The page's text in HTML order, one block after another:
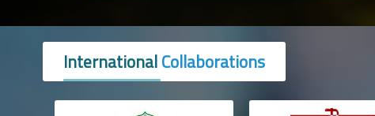
InternationalCollaborations